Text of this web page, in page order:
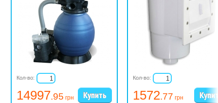
14997.95 грн
Кол-во:
1572.77 грн
Кол-во: